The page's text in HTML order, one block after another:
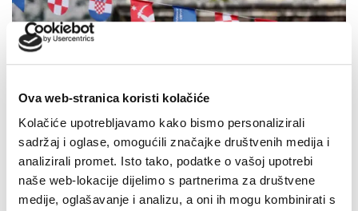
Ova web-stranica koristi kolačiće
Kolačiće upotrebljavamo kako bismo personalizirali
sadržaj i oglase, omogućili značajke društvenih medija i
analizirali promet. Isto tako, podatke o vašoj upotrebi
naše web-lokacije dijelimo s partnerima za društvene
medije, oglašavanje i analizu, a oni ih mogu kombinirati s
Dan pobjede i domovinske zahvalnosti i Dan hrvatskih
branitelja: Program obilježavanja u Makarskoj
4. kolovoza 2026.